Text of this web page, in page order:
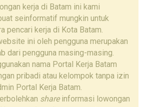
kerja di Batam ini kami
seinformatif mungkin untuk
pencari kerja di Kota Batam.
ini oleh pengguna merupakan
dari pengguna masing-masing.
nama Portal Kerja Batam
pribadi atau kelompok tanpa izin
Portal Kerja Batam.
shareinformasi lowongan